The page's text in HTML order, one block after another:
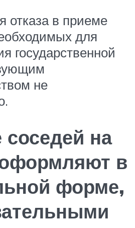
отказа в приеме
для
государственной
не
соседей на
в
форме,